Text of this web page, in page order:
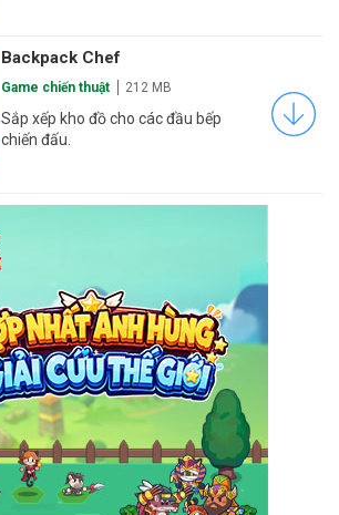
Backpack Chef
Game chiến thuật 212 MB
Sắp xếp kho đồ cho các đầu bếp
chiến đấu.